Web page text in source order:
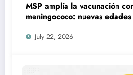
MSP amplía la vacunación
meningococo: nuevas
acceder desde fines de julio
July 22, 2026